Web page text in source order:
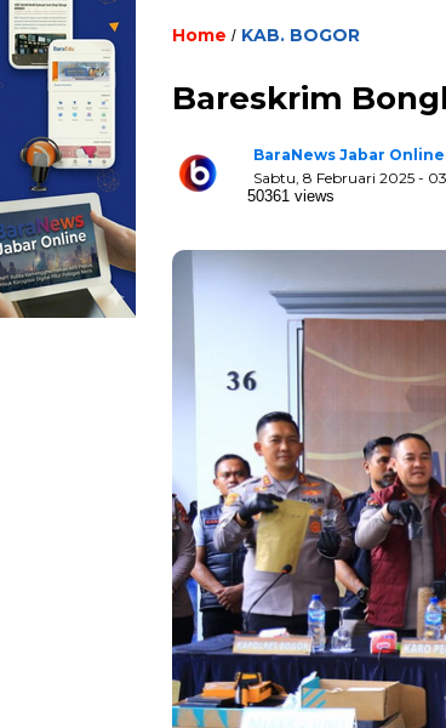
Home / KAB. BOGOR
Bareskrim
BaraNews Jabar Online
Sabtu, 8 Februari 2025 -
50361 views